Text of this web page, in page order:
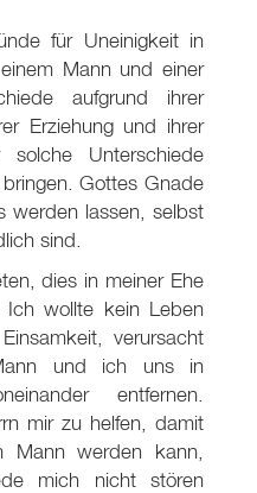
für Uneinigkeit in
Mann und einer
aufgrund ihrer
Erziehung und ihrer
Unterschiede
Gottes Gnade
werden lassen, selbst
sind.
dies in meiner Ehe
wollte kein Leben
verursacht
und ich uns in
entfernen.
mir zu helfen, damit
werden kann,
mich nicht stören